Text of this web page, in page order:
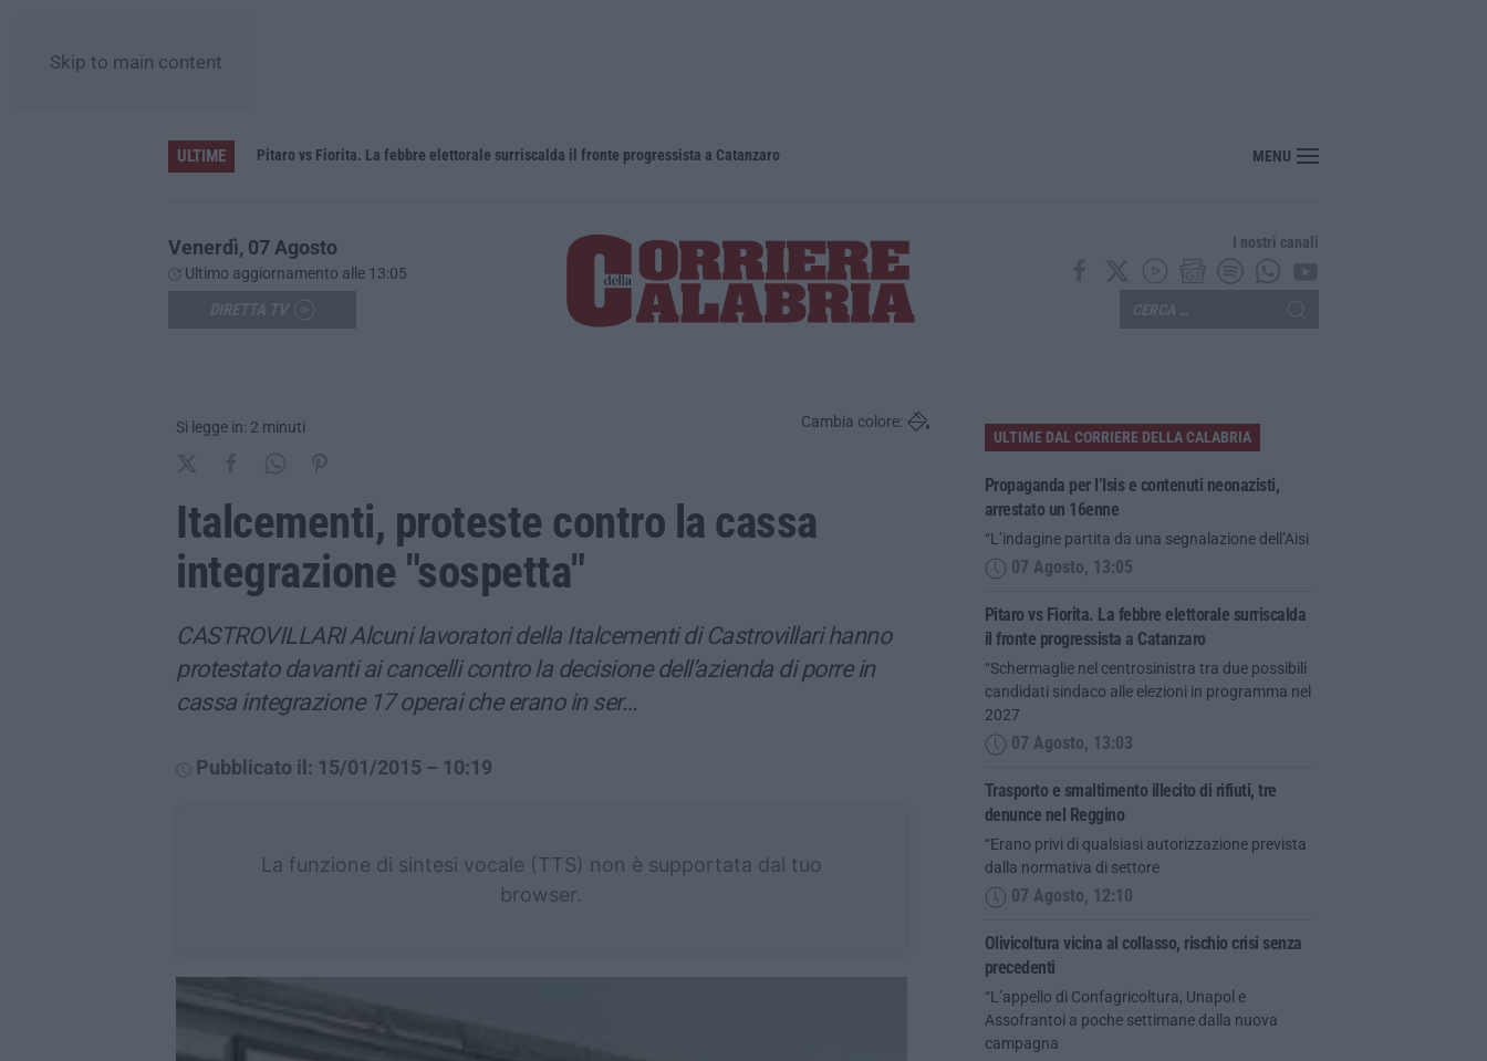
Skip to main content
ULTIME Pitaro vs Fiorita. La febbre elettorale surriscalda il fronte progressista a Catanzaro Trasporto e smaltimento illecito di rifiuti, tre denunce nel Reggino
MENU
Venerdì, 07 Agosto
Ultimo aggiornamento alle 13:05
I nostri canali
Si legge in: 2 minuti Cambia colore:
Italcementi, proteste contro la cassa
integrazione "sospetta"
CASTROVILLARI Alcuni lavoratori della Italcementi di Castrovillari hanno
protestato davanti ai cancelli contro la decisione dell’azienda di porre in
cassa integrazione 17 operai che erano in ser…
Pubblicato il: 15/01/2015 – 10:19
La funzione di sintesi vocale (TTS) non è supportata dal tuo
browser.
ULTIME DAL CORRIERE DELLA CALABRIA
Propaganda per l’Isis e contenuti neonazisti,
arrestato un 16enne
“L’indagine partita da una segnalazione dell’Aisi
07 Agosto, 13:05
Pitaro vs Fiorita. La febbre elettorale surriscalda
il fronte progressista a Catanzaro
“Schermaglie nel centrosinistra tra due possibili
candidati sindaco alle elezioni in programma nel
2027
07 Agosto, 13:03
Trasporto e smaltimento illecito di rifiuti, tre
denunce nel Reggino
“Erano privi di qualsiasi autorizzazione prevista
dalla normativa di settore
07 Agosto, 12:10
Olivicoltura vicina al collasso, rischio crisi senza
precedenti
“L’appello di Confagricoltura, Unapol e
Assofrantoi a poche settimane dalla nuova
campagna